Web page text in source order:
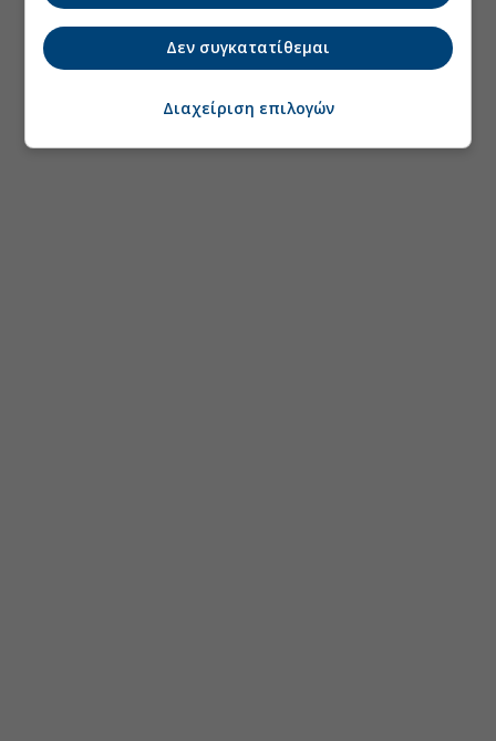
Δεν συγκατατίθεμαι
Διαχείριση επιλογών